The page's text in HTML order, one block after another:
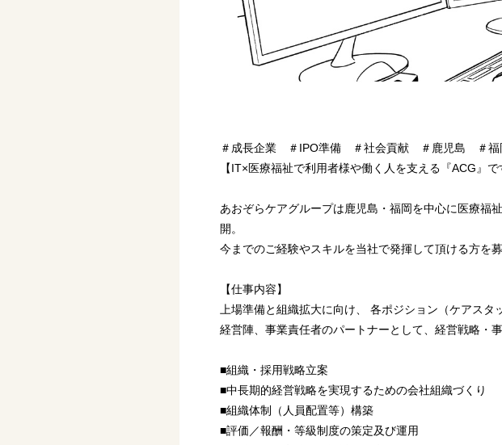
＃成長企業 ＃IPO準備 ＃社会貢献 ＃鹿児島 ＃福
【IT×医療福祉で利用者様や働く人を支える『ACG』で
あおぞらケアグループは鹿児島・福岡を中心に医療福
開。
今までのご経験やスキルを当社で発揮して頂ける方を募
【仕事内容】
上場準備と組織拡大に向け、 各ポジション（ケアスタ
経営陣、事業責任者のパートナーとして、経営戦略・
■組織・採用戦略立案
■中長期的経営戦略を実現するための会社組織づくり
■組織体制（人員配置等）構築
■評価／報酬・等級制度の策定及び運用